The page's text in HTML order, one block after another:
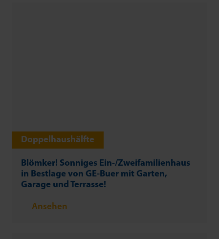
Doppelhaushälfte
Blömker! Sonniges Ein-/Zweifamilienhaus
in Bestlage von GE-Buer mit Garten,
Garage und Terrasse!
Ansehen